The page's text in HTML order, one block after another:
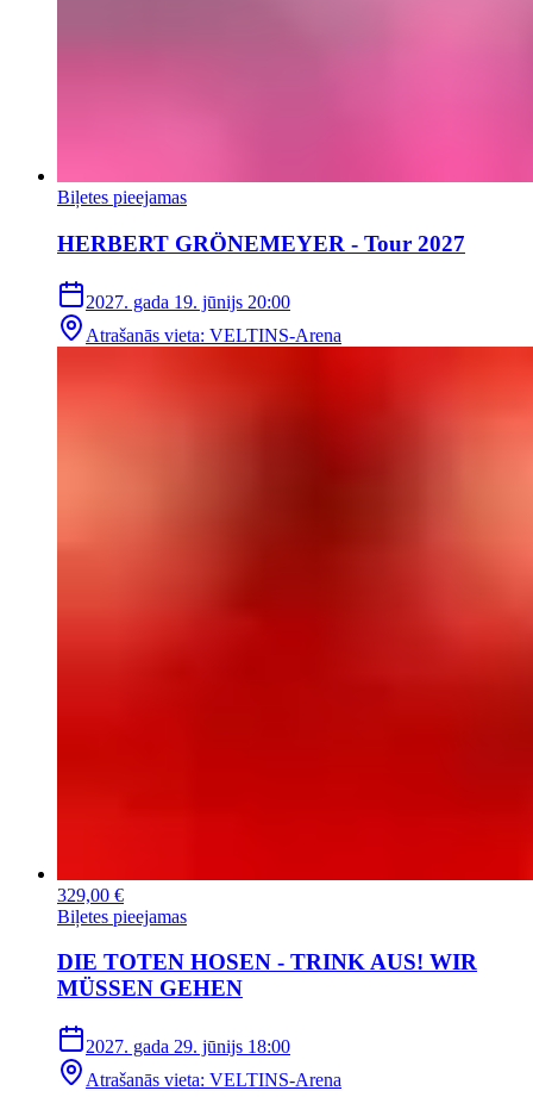
Biļetes pieejamas
HERBERT GRÖNEMEYER - Tour 2027
2027. gada 19. jūnijs 20:00
Atrašanās vieta: VELTINS-Arena
329,00 €
Biļetes pieejamas
DIE TOTEN HOSEN - TRINK AUS! WIR
MÜSSEN GEHEN
2027. gada 29. jūnijs 18:00
Atrašanās vieta: VELTINS-Arena